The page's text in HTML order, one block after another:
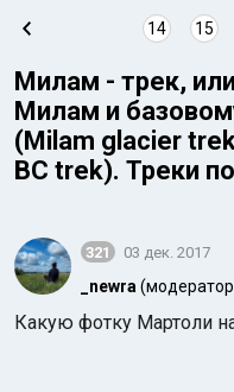
Аравийское море
14 15
Милам - трек,
Милам и
(Milam glacier
BC trek). Треки
321 03 дек. 2017
_newra
Какую фотку Мартоли